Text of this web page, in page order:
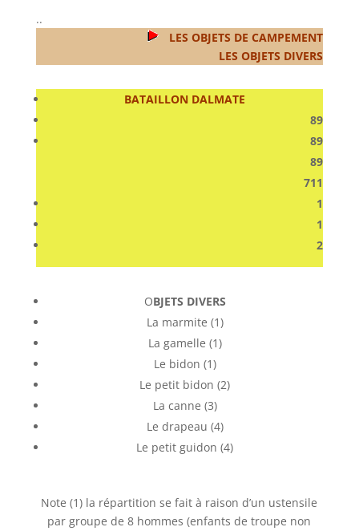
..
LES OBJETS DE CAMPEMENT
LES OBJETS DIVERS
BATAILLON DALMATE
89
89
89
711
1
1
2
OBJETS DIVERS
La marmite (1)
La gamelle (1)
Le bidon (1)
Le petit bidon (2)
La canne (3)
Le drapeau (4)
Le petit guidon (4)
Note (1) la répartition se fait à raison d’un ustensile
par groupe de 8 hommes (enfants de troupe non